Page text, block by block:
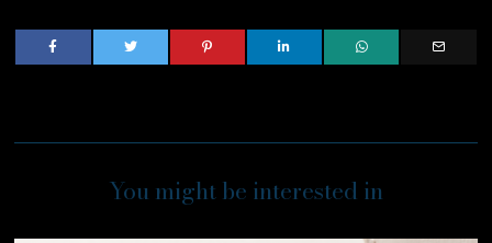
You might be interested in